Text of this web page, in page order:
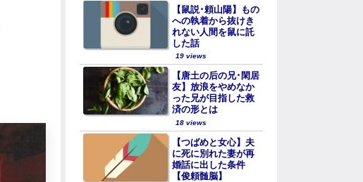
【鼠説･頼山陽】もの
への執着から抜けき
れない人間を鼠に託
した話
19 views
【唐土の后の兄･閑居
友】放浪をやめなか
った兄が目指した救
済の形とは
18 views
【つばめと女心】夫
に死に別れた妻が再
婚話に出した条件
【俊頼髄脳】